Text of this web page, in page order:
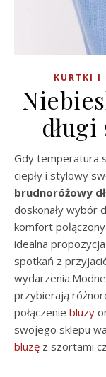
KURTKI I
Gdy temperatura
ciepły i stylowy
brudnoróżowy
doskonały wybór
komfort
idealna
spotkań z
przybierają
połączenie bluzy
swojego sklepu
bluzę z szortami